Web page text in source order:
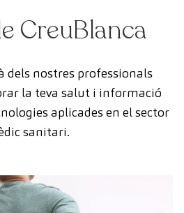
CreuBlanca
dels nostres professionals
la teva salut i informació
aplicades en el sector
sanitari.